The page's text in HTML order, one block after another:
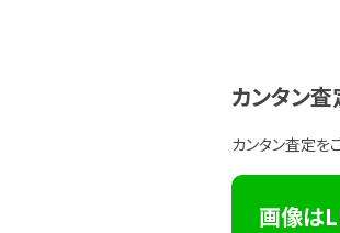
カンタン
カンタン査定を
画像は